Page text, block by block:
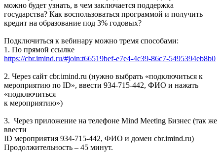
можно будет узнать, в чем заключается поддержка
государства? Как воспользоваться программой и получить
кредит на образование под 3% годовых?
Подключиться к вебинару можно тремя способами:
1. По прямой ссылке
https://cbr.imind.ru/#join:t66519bef-e7e4-4c39-86c7-5495394eb8b0
2. Через сайт cbr.imind.ru (нужно выбрать «подключиться к
мероприятию по ID», ввести 934-715-442, ФИО и нажать
«подключиться
к мероприятию»)
3. Через приложение на телефоне Mind Meeting Бизнес (так же
ввести
ID мероприятия 934-715-442, ФИО и домен cbr.imind.ru)
Продолжительность – 45 минут.